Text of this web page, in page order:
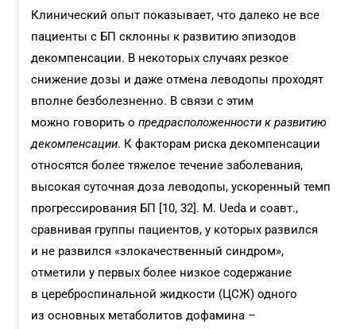
Клинический опыт показывает, что далеко не все
пациенты с БП склонны к развитию эпизодов
декомпенсации. В некоторых случаях резкое
снижение дозы и даже отмена леводопы проходят
вполне безболезненно. В связи с этим
можно говорить опредрасположенности к развитию
декомпенсации. К факторам риска декомпенсации
относятся более тяжелое течение заболевания,
высокая суточная доза леводопы, ускоренный темп
прогрессирования БП [10, 32]. M. Ueda и соавт.,
сравнивая группы пациентов, у которых развился
и не развился «злокачественный синдром»,
отметили у первых более низкое содержание
в цереброспинальной жидкости (ЦСЖ) одного
из основных метаболитов дофамина –